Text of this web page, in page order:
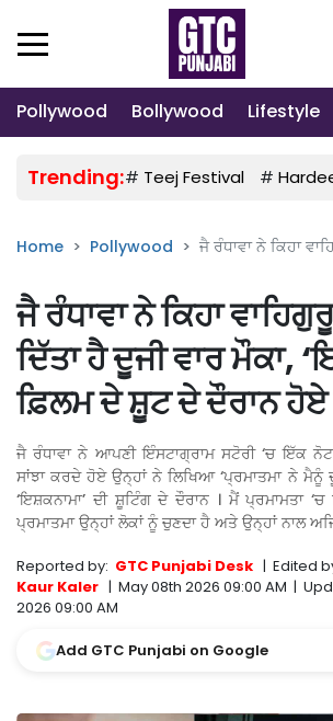
Pollywood Bollywood Lifestyle
Trending:# Teej Festival #
Home Pollywood ਜੈ ਰੰਧਾਵਾ ਨੇ ਕਿਹਾ
ਜੈ ਰੰਧਾਵਾ ਨੇ ਕਿਹਾ
ਦਿੱਤਾ ਹੈ ਦੂਜੀ ਵਾਰ ਮੌਕਾ,
ਫ਼ਿਲਮ ਦੇ ਸ਼ੂਟ ਦੇ ਦੌਰਾਨ
ਜੈ ਰੰਧਾਵਾ ਨੇ ਆਪਣੀ ਇੰਸਟਾਗ੍ਰਾਮ ਸਟੋਰੀ ‘ਚ ਇੱਕ ਨੋਟ
ਸਾਂਝਾ ਕਰਦੇ ਹੋਏ ਉਨ੍ਹਾਂ ਨੇ ਲਿਖਿਆ ‘ਪ੍ਰਮਾਤਮਾ ਨੇ ਮੈਨੂੰ
‘ਇਸ਼ਕਨਾਮਾ’ ਦੀ ਸ਼ੂਟਿੰਗ ਦੇ ਦੌਰਾਨ । ਮੈਂ ਪ੍ਰਮਾਮਤਾ
ਪ੍ਰਮਾਤਮਾ ਉਨ੍ਹਾਂ ਲੋਕਾਂ ਨੂੰ ਚੁਣਦਾ ਹੈ ਅਤੇ ਉਨ੍ਹਾਂ ਨਾਲ
Reported by: GTC Punjabi Desk | Edited
Kaur Kaler | May 08th 2026 09:00 AM |
2026 09:00 AM
Add GTC Punjabi on Google